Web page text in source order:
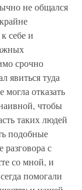
не общался
себе и
срочно
явиться туда
отказать
чтобы
таких людей
подобные
с
со мной, и
помогали